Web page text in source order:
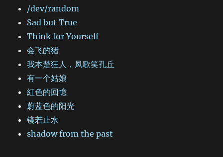
/dev/random
Sad but True
Think for Yourself
会飞的猪
我本楚狂人，凤歌笑孔丘
有一个姑娘
紅色的回憶
蔚蓝色的阳光
镜若止水
shadow from the past